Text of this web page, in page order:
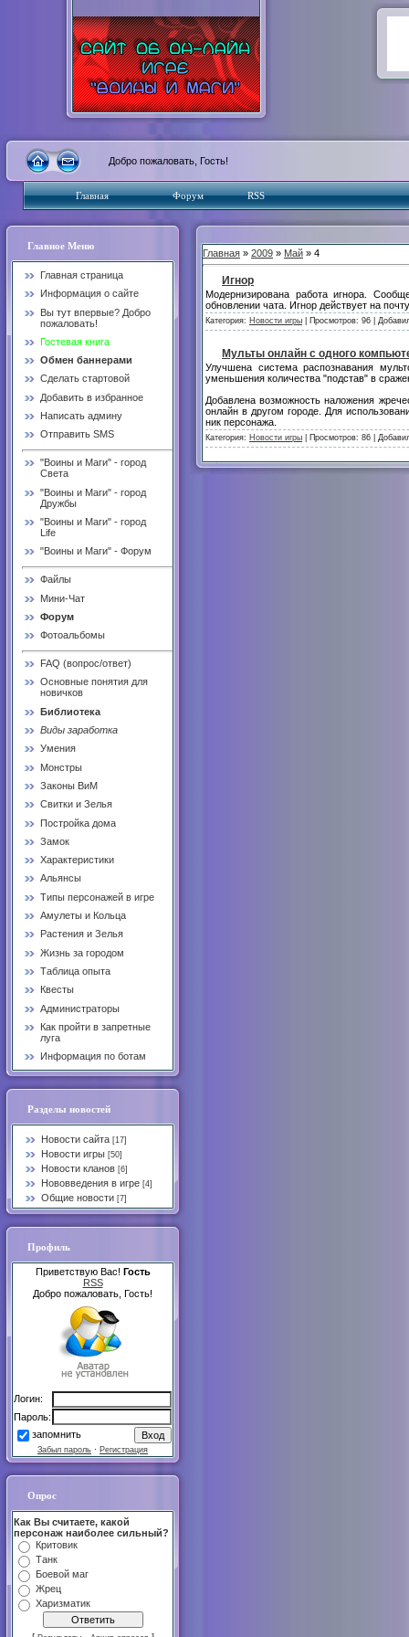
Добро пожаловать, Гость!
Главная Форум RSS
Главное Меню
Главная страница
Информация о сайте
Вы тут впервые? Добро
пожаловать!
Гостевая книга
Обмен баннерами
Сделать стартовой
Добавить в избранное
Написать админу
Отправить SMS
"Воины и Маги" - город
Света
"Воины и Маги" - город
Дружбы
"Воины и Маги" - город
Life
"Воины и Маги" - Форум
Файлы
Мини-Чат
Форум
Фотоальбомы
FAQ (вопрос/ответ)
Основные понятия для
новичков
Библиотека
Виды заработка
Умения
Монстры
Законы ВиМ
Свитки и Зелья
Постройка дома
Замок
Характеристики
Альянсы
Типы персонажей в игре
Амулеты и Кольца
Растения и Зелья
Жизнь за городом
Таблица опыта
Квесты
Администраторы
Как пройти в запретные
луга
Информация по ботам
Разделы новостей
Новости сайта [17]
Новости игры [50]
Новости кланов [6]
Нововведения в игре [4]
Общие новости [7]
Профиль
Приветствую Вас! Гость
RSS
Добро пожаловать, Гость!
Логин:
Пароль:
запомнить
Забыл пароль · Регистрация
Опрос
Как Вы считаете, какой
персонаж наиболее сильный?
Критовик
Танк
Боевой маг
Жрец
Харизматик
Главная » 2009 » Май » 4
Игнор
Модернизирована работа игнора.
обновлении чата. Игнор действует на
Категория: Новости игры | Просмотров: 96 |
Мульты онлайн с одного
Улучшена система распознавания
уменьшения количества "подстав" в
Добавлена возможность наложения
онлайн в другом городе. Для
ник персонажа.
Категория: Новости игры | Просмотров: 86 |